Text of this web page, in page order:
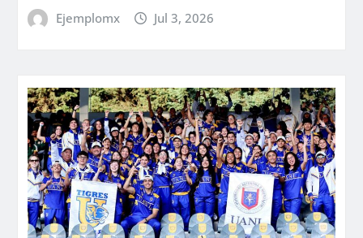
Ejemplomx Jul 3, 2026